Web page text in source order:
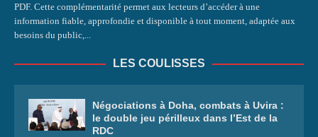
PDF. Cette complémentarité permet aux lecteurs d’accéder à une
information fiable, approfondie et disponible à tout moment, adaptée aux
besoins du public,...
LES COULISSES
Négociations à Doha, combats à Uvira :
le double jeu périlleux dans l’Est de la
RDC